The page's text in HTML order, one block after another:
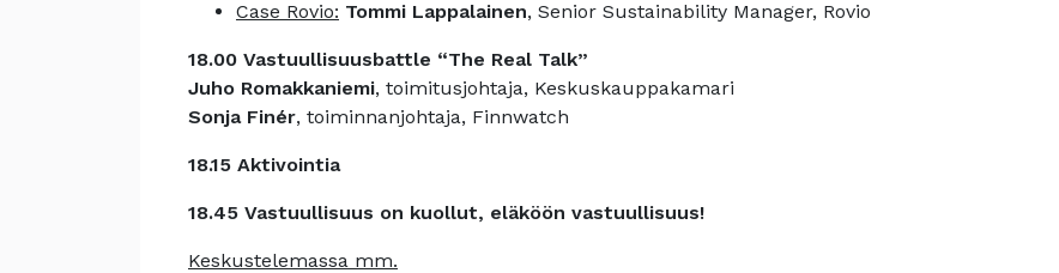
Case Rovio: Tommi Lappalainen, Senior Sustainability Manager, Rovio
18.00 Vastuullisuusbattle “The Real Talk”
Juho Romakkaniemi, toimitusjohtaja, Keskuskauppakamari
Sonja Finér, toiminnanjohtaja, Finnwatch
18.15 Aktivointia
18.45 Vastuullisuus on kuollut, eläköön vastuullisuus!
Keskustelemassa mm.